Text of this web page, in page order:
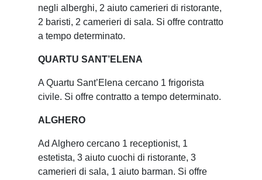
negli alberghi, 2 aiuto camerieri di ristorante,
2 baristi, 2 camerieri di sala. Si offre contratto
a tempo determinato.
QUARTU SANT’ELENA
A Quartu Sant’Elena cercano 1 frigorista
civile. Si offre contratto a tempo determinato.
ALGHERO
Ad Alghero cercano 1 receptionist, 1
estetista, 3 aiuto cuochi di ristorante, 3
camerieri di sala, 1 aiuto barman. Si offre